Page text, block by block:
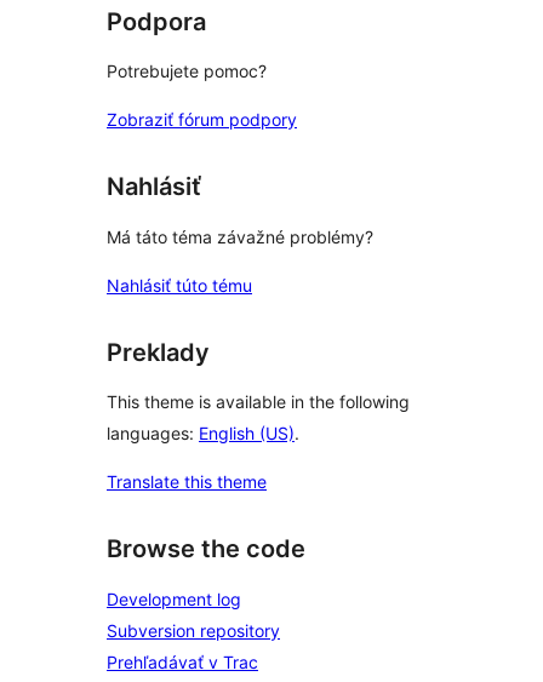
hodnotením
Podpora
Potrebujete pomoc?
Zobraziť fórum podpory
Nahlásiť
Má táto téma závažné problémy?
Nahlásiť túto tému
Preklady
This theme is available in the following
languages: English (US).
Translate this theme
Browse the code
Development log
Subversion repository
Prehľadávať v Trac